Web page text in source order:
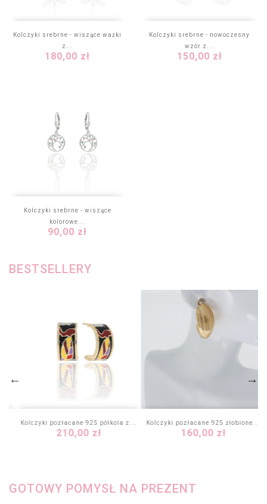
Kolczyki srebrne - wiszące ważki
z...
Cena
180,00 zł
Kolczyki srebrne - nowoczesny
wzór z...
Cena
150,00 zł
Kolczyki srebrne - wiszące
kolorowe...
Cena
90,00 zł
BESTSELLERY
Kolczyki pozłacane 925 półkola z...
Cena
210,00 zł
Kolczyki pozłacane 925 żłobione...
Cena
160,00 zł
GOTOWY POMYSŁ NA PREZENT